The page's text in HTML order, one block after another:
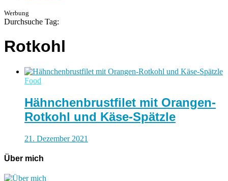
Werbung
Durchsuche Tag:
Rotkohl
Food
Hähnchenbrustfilet mit Orangen-
Rotkohl und Käse-Spätzle
21. Dezember 2021
Über mich